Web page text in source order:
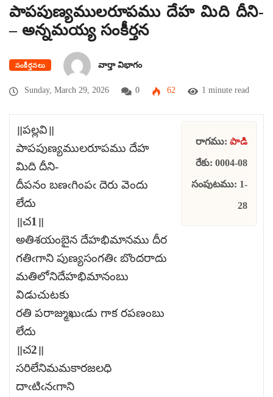
పాపపుణ్యములరూపము దేహ మిది దీని-
– అన్నమయ్య సంకీర్తన
సంకీర్తనలు వార్తా విభాగం
Sunday, March 29, 2026 0 62 1 minute read
॥పల్లవి॥
పాపపుణ్యములరూపము దేహ
మిది దీని-
దీపనం బణఁగింపఁ దెరు వెందు
లేదు
॥చ1॥
అతిశయంబైన దేహభిమానము దీర
గతిఁగాని పుణ్యసంగతిఁ బొందరాదు
మతిలోనిదేహభిమానంబు
విడుచుటకు
రతి పరాజ్ముఖుఁడు గాక రపణంబు
లేదు
॥చ2॥
సరిలేనిమమకారజలధి
దాఁటిఁనఁగాని
రాగము: పాడి
రేకు: 0004-08
సంపుటము: 1-
28